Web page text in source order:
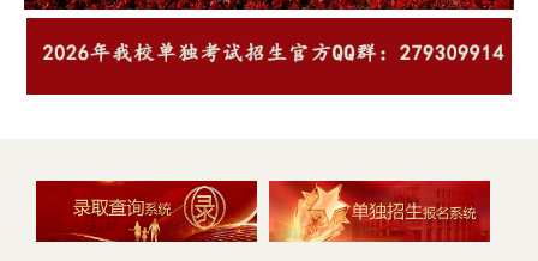
校区21物联网应用技术
63仪表园校区22数字媒
动漫制作技术63仪表园
147仪表园校区26智能物
流技术189仪表园校区27
宝玉石鉴定与加工147